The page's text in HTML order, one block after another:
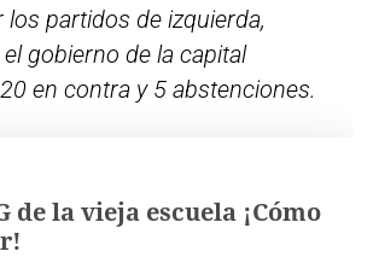
partidos de izquierda,
gobierno de la capital
en contra y 5 abstenciones.
de la vieja escuela ¡Cómo